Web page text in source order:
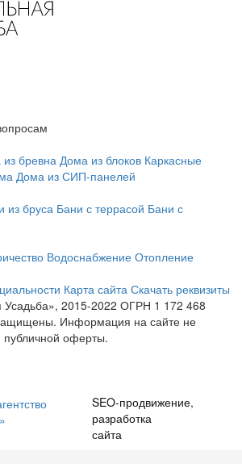
бревна Дома из блоков Каркасные
Дома из СИП-панелей
из бруса Бани с террасой Бани с
Водоснабжение Отопление
Карта сайта Скачать реквизиты
2015-2022 ОГРН 1 172 468
Информация на сайте не
публичной оферты.
SEO-продвижение,
разработка
сайта